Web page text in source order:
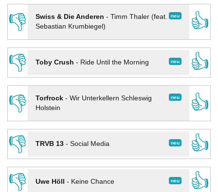
👎
neu
Swiss & Die Anderen - Timm Thaler (feat.
Sebastian Krumbiegel)
👍
👎
neu
Toby Crush - Ride Until the Morning
👍
👎
neu
Torfrock- Wir Unterkellern Schleswig
Holstein
👍
👎
neu
TRVB 13- Social Media
👍
👎
neu
Uwe Höll - Keine Chance
👍